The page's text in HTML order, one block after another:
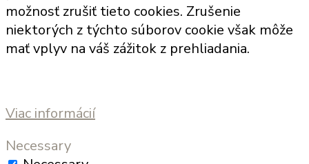
možnosť zrušiť tieto cookies. Zrušenie
niektorých z týchto súborov cookie však môže
mať vplyv na váš zážitok z prehliadania.
Viac informácií
Necessary